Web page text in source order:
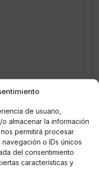
de usuario,
almacenar la información
permitirá procesar
o IDs únicos
del consentimiento
características y
Arabia photographed by
the Year @GigiHadid.
#VogueArabiaIsMe ????
??????? ????? ?????
????? ???? ????.